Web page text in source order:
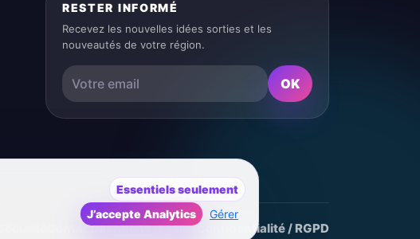
RESTER INFORMÉ
Recevez les nouvelles idées sorties et les
nouveautés de votre région.
OK
ContactMentions légalesConfidentialité / RGPD
Essentiels seulement
J’accepte Analytics
Gérer